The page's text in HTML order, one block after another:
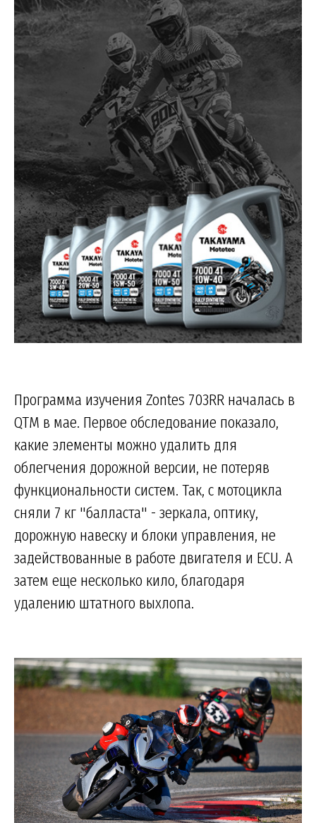
Программа изучения Zontes 703RR началась в
QTM в мае. Первое обследование показало,
какие элементы можно удалить для
облегчения дорожной версии, не потеряв
функциональности систем. Так, с мотоцикла
сняли 7 кг "балласта" - зеркала, оптику,
дорожную навеску и блоки управления, не
задействованные в работе двигателя и ECU. А
затем еще несколько кило, благодаря
удалению штатного выхлопа.